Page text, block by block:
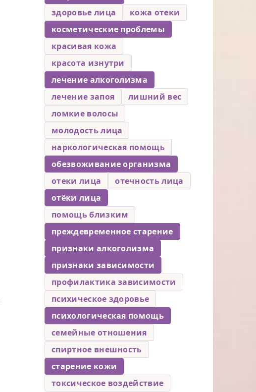
здоровье лица
кожа отеки
косметические проблемы
красивая кожа
красота изнутри
лечение алкоголизма
лечение запоя
лишний вес
ломкие волосы
молодость лица
наркологическая помощь
обезвоживание организма
отеки лица
отечность лица
отёки лица
помощь близким
преждевременное старение
признаки алкоголизма
признаки зависимости
профилактика зависимости
психическое здоровье
психологическая помощь
семейные отношения
спиртное внешность
старение кожи
токсическое воздействие